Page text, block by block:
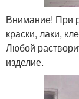
Внимание! При
краски, лаки,
Любой
изделие.